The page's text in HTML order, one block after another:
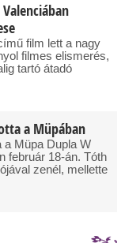
film lett a nagy
filmes elismerés,
tartó átadó
a Müpában
a Müpa Dupla W
február 18-án. Tóth
zenél, mellette